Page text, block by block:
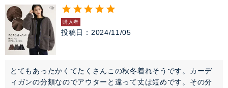
購入者
投稿日 2024/11/05
とてもあったかくてたくさんこの秋冬着れそうです。カーデ
ィガンの分類なのでアウターと違って丈は短めです。その分